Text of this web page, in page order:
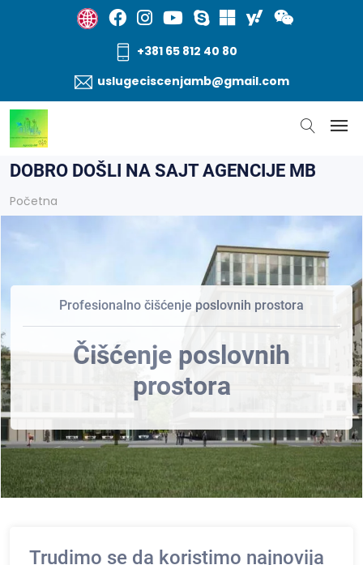
+381 65 812 40 80
uslugeciscenjamb@gmail.com
DOBRO DOŠLI NA SAJT AGENCIJE MB
Početna
Profesionalno čišćenje poslovnih prostora
Čišćenje poslovnih
prostora
Trudimo se da koristimo najnovija